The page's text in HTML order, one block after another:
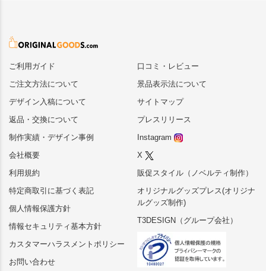
ご利用ガイド
ご注文方法について
デザイン入稿について
返品・交換について
制作実績・デザイン事例
会社概要
利用規約
特定商取引に基づく表記
個人情報保護方針
情報セキュリティ基本方針
カスタマーハラスメントポリシー
お問い合わせ
口コミ・レビュー
景品表示法について
サイトマップ
プレスリリース
Instagram
X
販促スタイル（ノベルティ制作）
オリジナルグッズプレス(オリジナ
ルグッズ制作)
T3DESIGN（グループ会社）